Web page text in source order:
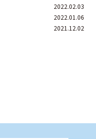
2022.02.03
2022.01.06
2021.12.02